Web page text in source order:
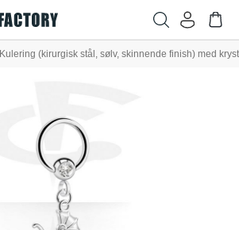
Kulering (kirurgisk stål, sølv, skinnende finish) med